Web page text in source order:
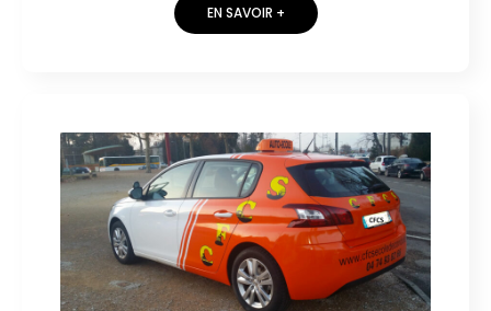
EN SAVOIR +